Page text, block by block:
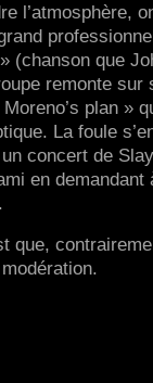
l’atmosphère,
(chanson que
remonte sur
plan »
La foule
concert de
en
que,